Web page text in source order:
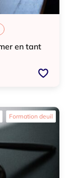
en tant
Formation deuil